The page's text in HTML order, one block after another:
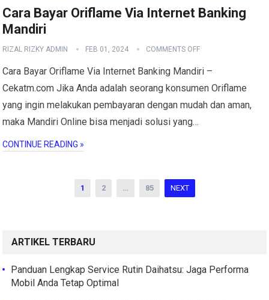
Cara Bayar Oriflame Via Internet Banking
Mandiri
RIZAL RIZKY ADMIN FEB 01, 2024 COMMENTS OFF
Cara Bayar Oriflame Via Internet Banking Mandiri –
Cekatm.com Jika Anda adalah seorang konsumen Oriflame
yang ingin melakukan pembayaran dengan mudah dan aman,
maka Mandiri Online bisa menjadi solusi yang…
CONTINUE READING »
1 2 … 85 NEXT
ARTIKEL TERBARU
Panduan Lengkap Service Rutin Daihatsu: Jaga Performa
Mobil Anda Tetap Optimal